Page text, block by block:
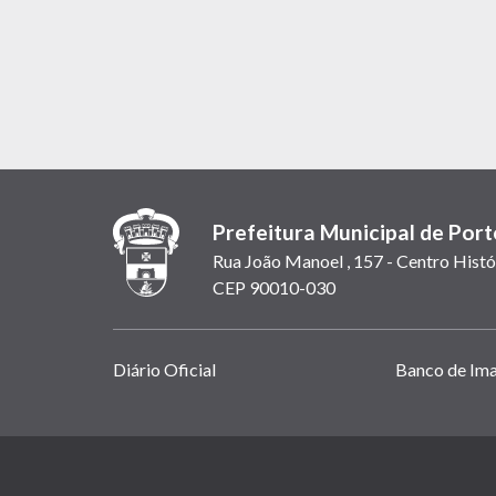
Prefeitura Municipal de
Rua João Manoel , 157 - Centro
CEP 90010-030
Links
Diário Oficial Banco de